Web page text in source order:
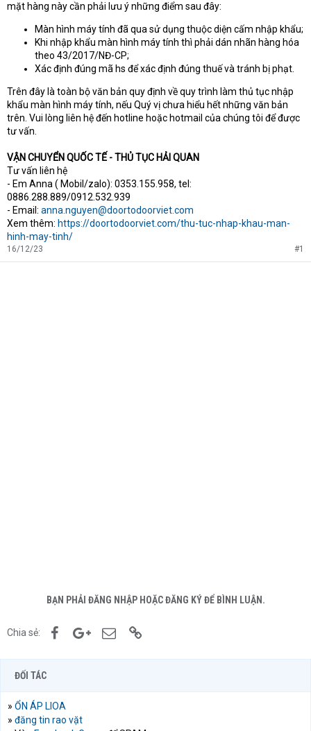
mặt hàng này cần phải lưu ý những điểm sau đây:
Màn hình máy tính đã qua sử dụng thuộc diện cấm nhập khẩu;
Khi nhập khẩu màn hình máy tính thì phải dán nhãn hàng hóa
theo 43/2017/NĐ-CP;
Xác định đúng mã hs để xác định đúng thuế và tránh bị phạt.
Trên đây là toàn bộ văn bản quy định về quy trình làm thủ tục nhập
khẩu màn hình máy tính, nếu Quý vị chưa hiểu hết những văn bản
trên. Vui lòng liên hệ đến hotline hoặc hotmail của chúng tôi để được
tư vấn.
VẬN CHUYỂN QUỐC TẾ - THỦ TỤC HẢI QUAN
Tư vấn liên hệ
- Em Anna ( Mobil/zalo): 0353.155.958, tel:
0886.288.889/0912.532.939
- Email: anna.nguyen@doortodoorviet.com
Xem thêm: https://doortodoorviet.com/thu-tuc-nhap-khau-man-
hinh-may-tinh/
16/12/23 #1
BẠN PHẢI ĐĂNG NHẬP HOẶC ĐĂNG KÝ ĐỂ BÌNH LUẬN.
Chia sẻ: FacebookGoogle+Email
ĐỐI TÁC
» ỔN ÁP LIOA
» đăng tin rao vặt